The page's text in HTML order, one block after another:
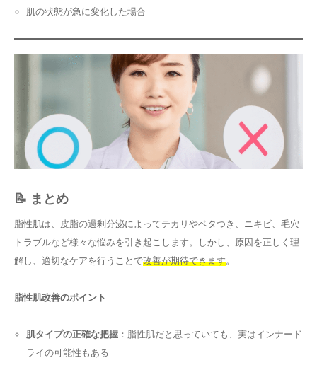
肌の状態が急に変化した場合
📝 まとめ
脂性肌は、皮脂の過剰分泌によってテカリやベタつき、ニキビ、毛穴
トラブルなど様々な悩みを引き起こします。しかし、原因を正しく理
解し、適切なケアを行うことで改善が期待できます。
脂性肌改善のポイント
肌タイプの正確な把握：脂性肌だと思っていても、実はインナード
ライの可能性もある